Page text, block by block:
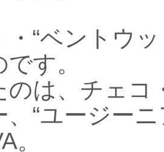
・“ベントウ
す。
のは、チェコ
“ユージー
。